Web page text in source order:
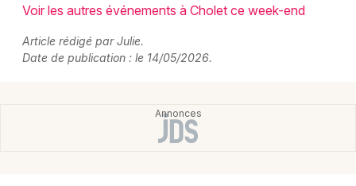
Voir les autres événements à Cholet ce week-end
Article rédigé par Julie.
Date de publication : le 14/05/2026.